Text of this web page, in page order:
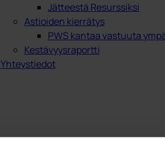
Jätteestä Resurssiksi
Astioiden kierrätys
PWS kantaa vastuuta
Kestävyysraportti
Yhteystiedot